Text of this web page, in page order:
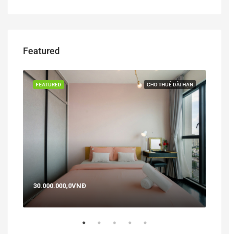
Featured
CHO THUÊ DÀI HẠN
FEATURED
30.000.000,0VNĐ